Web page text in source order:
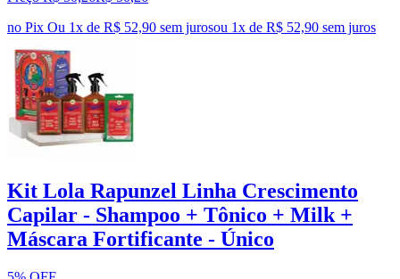
no Pix Ou 1x de R$ 52,90 sem jurosou 1x de R$ 52,90 sem juros
Kit Lola Rapunzel Linha Crescimento
Capilar - Shampoo + Tônico + Milk +
Máscara Fortificante - Único